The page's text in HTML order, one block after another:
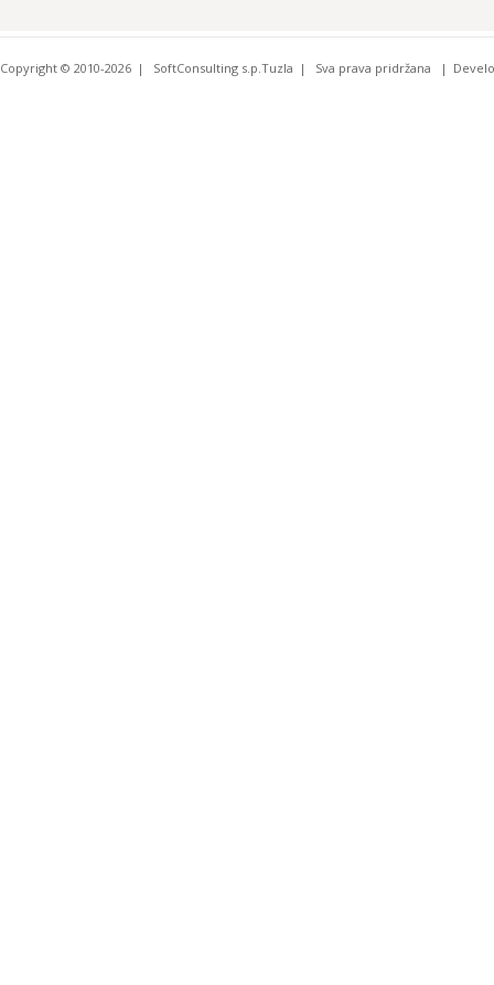
Copyright © 2010-2026 SoftConsulting s.p.Tuzla Sva prava pridržana